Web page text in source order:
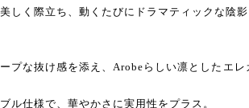
しく際立ち、動くたびにドラマティックな陰影
プな抜け感を添え、Arobeらしい凛としたエレ
ル仕様で、華やかさに実用性をプラス。